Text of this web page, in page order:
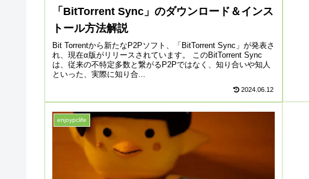
「BitTorrent Sync」のダウンロード＆インス
トール方法解説
Bit Torrentから新たなP2Pソフト、「BitTorrent Sync」が発表さ
れ、現在α版がリリースされています。 このBitTorrent Sync
は、従来の不特定多数と繋がるP2Pではなく、知り合いや知人
といった、実際に知り合...
2024.06.12
enjoypclife